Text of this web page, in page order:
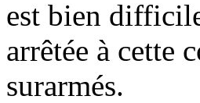
est bien
arrêtée à cette
surarmés.